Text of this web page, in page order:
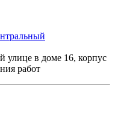
улице в доме 16, корпус
работ